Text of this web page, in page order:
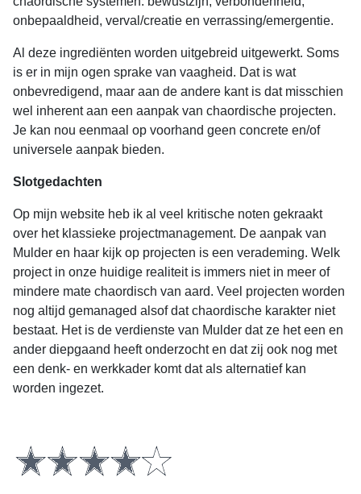
onbepaaldheid, verval/creatie en verrassing/emergentie.
Al deze ingrediënten worden uitgebreid uitgewerkt. Soms
is er in mijn ogen sprake van vaagheid. Dat is wat
onbevredigend, maar aan de andere kant is dat misschien
wel inherent aan een aanpak van chaordische projecten.
Je kan nou eenmaal op voorhand geen concrete en/of
universele aanpak bieden.
Slotgedachten
Op mijn website heb ik al veel kritische noten gekraakt
over het klassieke projectmanagement. De aanpak van
Mulder en haar kijk op projecten is een verademing. Welk
project in onze huidige realiteit is immers niet in meer of
mindere mate chaordisch van aard. Veel projecten worden
nog altijd gemanaged alsof dat chaordische karakter niet
bestaat. Het is de verdienste van Mulder dat ze het een en
ander diepgaand heeft onderzocht en dat zij ook nog met
een denk- en werkkader komt dat als alternatief kan
worden ingezet.